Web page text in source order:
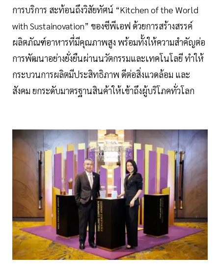
การบริการ สะท้อนถึงวิสัยทัศน์ “Kitchen of the World
with Sustainovation” ของซีพีเอฟ ด้วยการสร้างสรรค์
ผลิตภัณฑ์อาหารที่มีคุณภาพสูง พร้อมทั้งให้ความสำคัญต่อ
การพัฒนาอย่างยั่งยืนผ่านนวัตกรรมและเทคโนโลยี ทำให้
กระบวนการผลิตมีประสิทธิภาพ ดีต่อสิ่งแวดล้อม และ
สังคม ยกระดับมาตรฐานสินค้าให้เข้าถึงผู้บริโภคทั่วโลก